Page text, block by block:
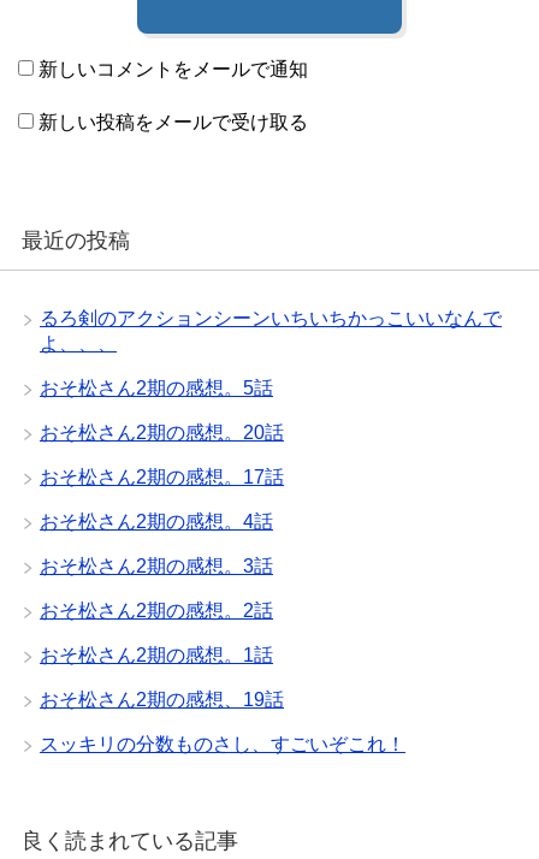
新しいコメントをメールで通知
新しい投稿をメールで受け取る
最近の投稿
るろ剣のアクションシーンいちいちかっこいいなんで
よ、、、
おそ松さん2期の感想。5話
おそ松さん2期の感想。20話
おそ松さん2期の感想。17話
おそ松さん2期の感想。4話
おそ松さん2期の感想。3話
おそ松さん2期の感想。2話
おそ松さん2期の感想。1話
おそ松さん2期の感想、19話
スッキリの分数ものさし、すごいぞこれ！
良く読まれている記事